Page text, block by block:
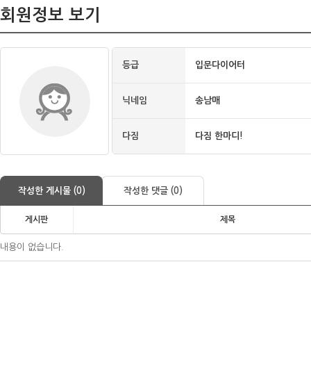
회원정보 보기
등급 입문다이어터
닉네임 송남매
다짐 다짐 한마디!
작성한 게시물 (0) 작성한 댓글 (0)
게시판 제목
내용이 없습니다.